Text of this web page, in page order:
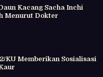
Kacang Sacha Inchi
Menurut Dokter
KU Memberikan Sosialisasi